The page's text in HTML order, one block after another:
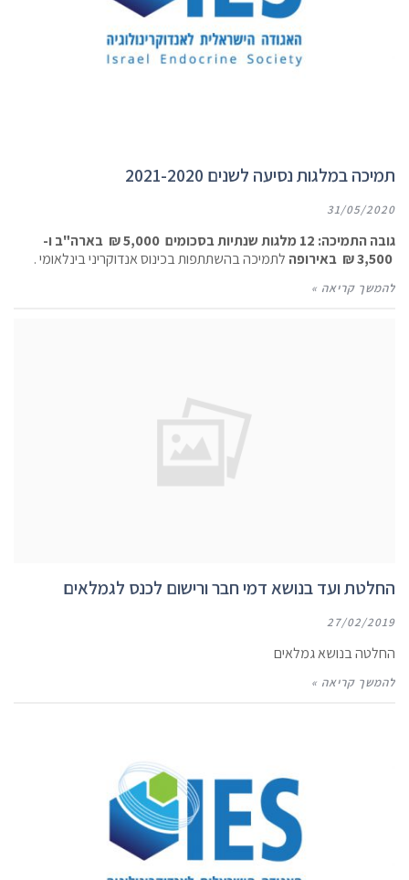
תמיכה במלגות נסיעה לשנים 2021-2020
31/05/2020
גובה התמיכה:
12 מלגות שנתיות בסכומים 5,000 ₪ בארה"ב ו-
לתמיכה בהשתתפות בכינוס אנדוקריני בינלאומי .
להמשך קריאה »
החלטת ועד בנושא דמי חבר ורישום לכנס לגמלאים
27/02/2019
החלטה בנושא גמלאים
להמשך קריאה »